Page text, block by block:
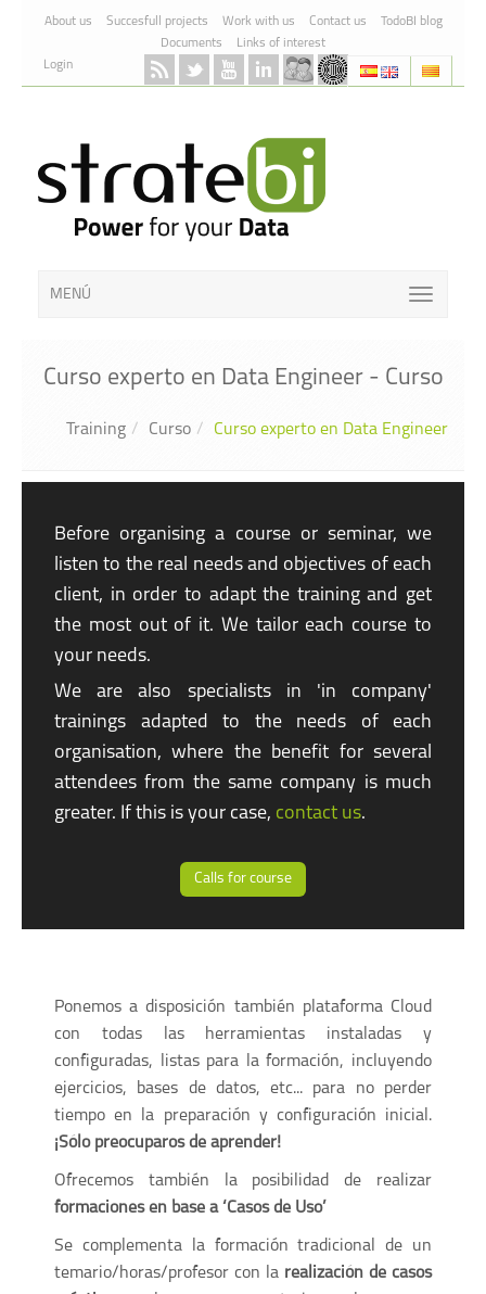
Skip to Content
About us Succesfull projects Work with us Contact us
TodoBI blog
Documents
Links of interest
Login
MENÚ
Curso experto en Data Engineer - Curso
Training Curso Curso experto en Data Engineer
Before organising a course or seminar, we
listen to the real needs and objectives of each
client, in order to adapt the training and get
the most out of it. We tailor each course to
your needs.
We are also specialists in 'in company'
trainings adapted to the needs of each
organisation, where the benefit for several
attendees from the same company is much
greater. If this is your case, contact us.
Calls for course
Ponemos a disposición también plataforma Cloud
con todas las herramientas instaladas y
configuradas, listas para la formación, incluyendo
ejercicios, bases de datos, etc... para no perder
tiempo en la preparación y configuración inicial.
¡Sólo preocuparos de aprender!
Ofrecemos también la posibilidad de realizar
formaciones en base a ‘Casos de Uso’
Se complementa la formación tradicional de un
temario/horas/profesor con la realización de casos